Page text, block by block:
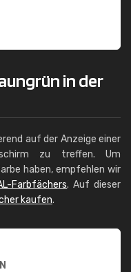
in der
auf der Anzeige einer
zu treffen. Um
haben, empfehlen wir
Farbfächers. Auf dieser
kaufen.